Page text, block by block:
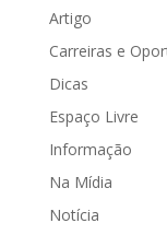
Artigo
Carreiras e
Dicas
Espaço Livre
Informação
Na Mídia
Notícia